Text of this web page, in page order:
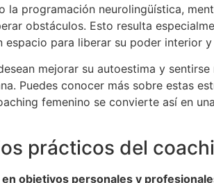
la programación neurolingüística,
obstáculos. Esto resulta
espacio para liberar su poder interior
mejorar su autoestima y
Puedes conocer más sobre estas
femenino se convierte así en
prácticos del
en objetivos personales y